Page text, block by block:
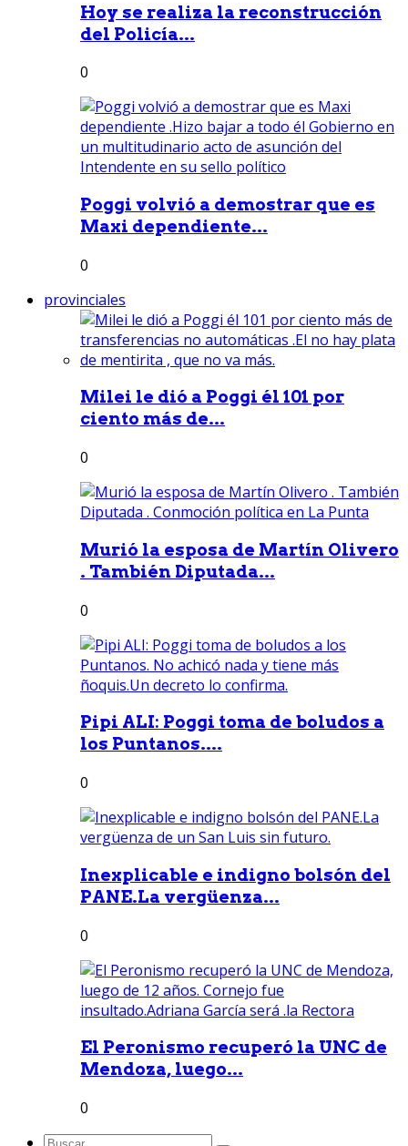
Hoy se realiza la reconstrucción
del Policía...
0
Poggi volvió a demostrar que es
Maxi dependiente...
0
provinciales
Milei le dió a Poggi él 101 por
ciento más de...
0
Murió la esposa de Martín Olivero
. También Diputada...
0
Pipi ALI: Poggi toma de boludos a
los Puntanos....
0
Inexplicable e indigno bolsón del
PANE.La vergüenza...
0
El Peronismo recuperó la UNC de
Mendoza, luego...
0